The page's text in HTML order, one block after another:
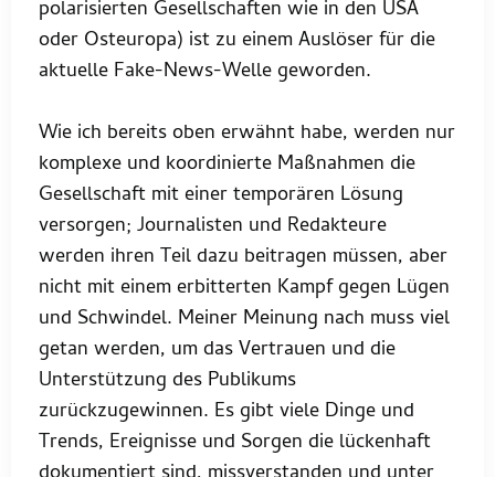
polarisierten Gesellschaften wie in den USA
oder Osteuropa) ist zu einem Auslöser für die
aktuelle Fake-News-Welle geworden.
Wie ich bereits oben erwähnt habe, werden nur
komplexe und koordinierte Maßnahmen die
Gesellschaft mit einer temporären Lösung
versorgen; Journalisten und Redakteure
werden ihren Teil dazu beitragen müssen, aber
nicht mit einem erbitterten Kampf gegen Lügen
und Schwindel. Meiner Meinung nach muss viel
getan werden, um das Vertrauen und die
Unterstützung des Publikums
zurückzugewinnen. Es gibt viele Dinge und
Trends, Ereignisse und Sorgen die lückenhaft